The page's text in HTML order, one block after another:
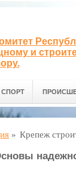
и
СПОРТ
» Крепеж